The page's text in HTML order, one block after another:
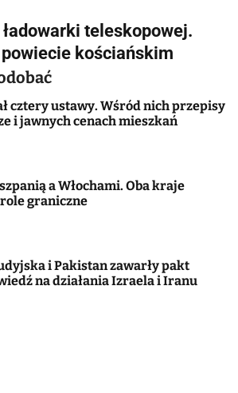
teleskopowej.
kościańskim
cztery ustawy. Wśród nich przepisy
i jawnych cenach mieszkań
a Włochami. Oba kraje
graniczne
i Pakistan zawarły pakt
na działania Izraela i Iranu